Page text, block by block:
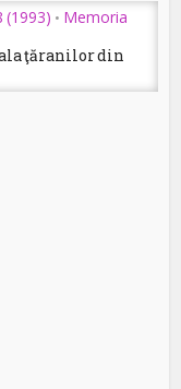
(1993) • Memoria
ţăranilor din